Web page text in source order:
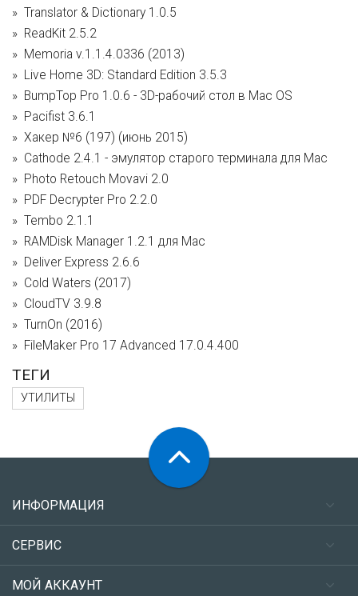
Translator & Dictionary 1.0.5
ReadKit 2.5.2
Memoria v.1.1.4.0336 (2013)
Live Home 3D: Standard Edition 3.5.3
BumpTop Pro 1.0.6 - 3D-рабочий стол в Mac OS
Pacifist 3.6.1
Хакер №6 (197) (июнь 2015)
Cathode 2.4.1 - эмулятор старого терминала для Mac
Photo Retouch Movavi 2.0
PDF Decrypter Pro 2.2.0
Tembo 2.1.1
RAMDisk Manager 1.2.1 для Mac
Deliver Express 2.6.6
Cold Waters (2017)
CloudTV 3.9.8
TurnOn (2016)
FileMaker Pro 17 Advanced 17.0.4.400
ТЕГИ
УТИЛИТЫ
ИНФОРМАЦИЯ
СЕРВИС
МОЙ АККАУНТ